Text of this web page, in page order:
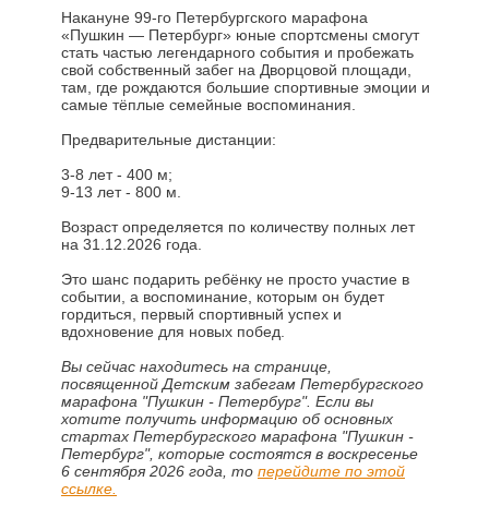
Накануне 99-го Петербургского марафона
«Пушкин — Петербург» юные спортсмены смогут
стать частью легендарного события и пробежать
свой собственный забег на Дворцовой площади,
там, где рождаются большие спортивные эмоции и
самые тёплые семейные воспоминания.
Предварительные дистанции:
3-8 лет - 400 м;
9-13 лет - 800 м.
Возраст определяется по количеству полных лет
на 31.12.2026 года.
Это шанс подарить ребёнку не просто участие в
событии, а воспоминание, которым он будет
гордиться, первый спортивный успех и
вдохновение для новых побед.
Вы сейчас находитесь на странице,
посвященной Детским забегам Петербургского
марафона "Пушкин - Петербург". Если вы
хотите получить информацию об основных
стартах Петербургского марафона "Пушкин -
Петербург", которые состоятся в воскресенье
6 сентября 2026 года, то перейдите по этой
ссылке.